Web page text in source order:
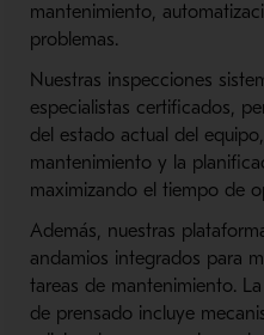
mantenimiento,
problemas.
Nuestras inspecciones
especialistas certificados,
del estado actual del
mantenimiento y la
maximizando el tiempo de
Además, nuestras
andamios integrados para
tareas de mantenimiento.
de prensado incluye